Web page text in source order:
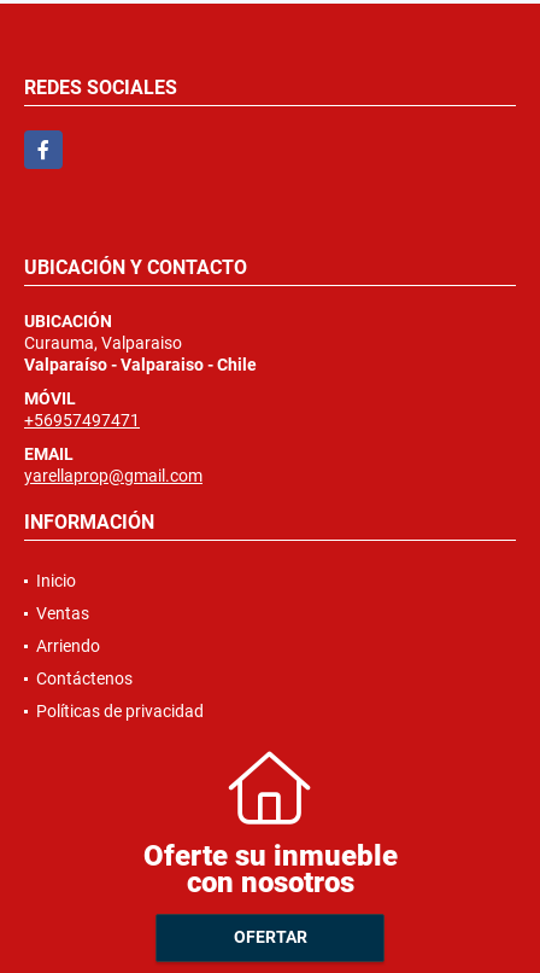
REDES SOCIALES
Facebook
UBICACIÓN Y CONTACTO
UBICACIÓN
Curauma, Valparaiso
Valparaíso - Valparaiso - Chile
MÓVIL
+56957497471
EMAIL
yarellaprop@gmail.com
INFORMACIÓN
Inicio
Ventas
Arriendo
Contáctenos
Políticas de privacidad
Oferte su inmueble
con nosotros
OFERTAR